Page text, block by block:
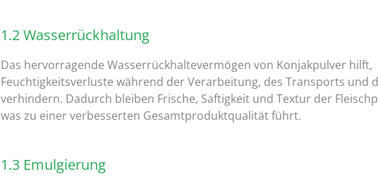
1.2 Wasserrückhaltung
Das hervorragende Wasserrückhaltevermögen von Konjakpulver hilft,
Feuchtigkeitsverluste während der Verarbeitung, des Transports und
verhindern. Dadurch bleiben Frische, Saftigkeit und Textur der
was zu einer verbesserten Gesamtproduktqualität führt.
1.3 Emulgierung